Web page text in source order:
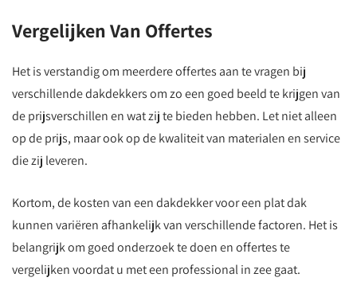
Vergelijken Van Offertes
Het is verstandig om meerdere offertes aan te vragen bij
verschillende dakdekkers om zo een goed beeld te krijgen van
de prijsverschillen en wat zij te bieden hebben. Let niet alleen
op de prijs, maar ook op de kwaliteit van materialen en service
die zij leveren.
Kortom, de kosten van een dakdekker voor een plat dak
kunnen variëren afhankelijk van verschillende factoren. Het is
belangrijk om goed onderzoek te doen en offertes te
vergelijken voordat u met een professional in zee gaat.